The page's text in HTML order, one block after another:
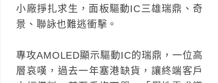
小廠掙扎求生，面板驅動IC三雄瑞鼎、奇
景、聯詠也難逃衝擊。
專攻AMOLED顯示驅動IC的瑞鼎，一位高
層哀嘆，過去一年塞港缺貨，讓終端客戶